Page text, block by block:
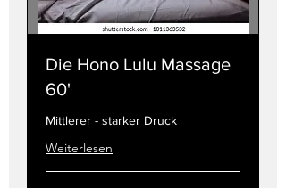
Die Hono Lulu Massage
60'
Mittlerer - starker Druck
Weiterlesen